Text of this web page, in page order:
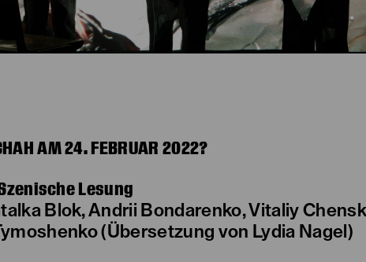
AM 24. FEBRUAR 2022?
Lesung
Blok, Andrii Bondarenko, Vitaliy
(Übersetzung von Lydia Nagel)